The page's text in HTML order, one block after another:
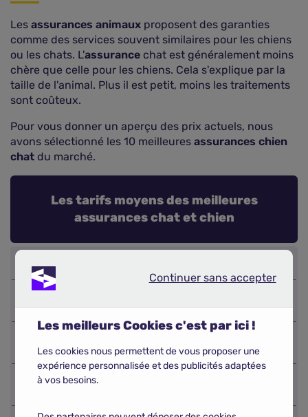
Les assurances animaux proposent des garanties
comme des services souvent similaires pour les chiens
ou les chats. L'assurance chat est généralement moins
chère que celle pour les chiens. Cela s'explique par la
taille de l'animal. Plus il est petit, moins les traitements
sont coûteux.
Pour vous donner un aperçu des prix actuels, nous
avons sélectionné les 10 meilleures assurances chien
chat du marché.
Les tarifs moyens des meilleures
assurances chat et chien
€
€
Self
Assurance
17,52
€
Self
Assurance
Kozoo
Continuer sans accepter
Les meilleurs Cookies c'est par ici !
Les cookies nous permettent de vous proposer une
expérience personnalisée et des publicités adaptées
à vos besoins.
Continuer sans accepter